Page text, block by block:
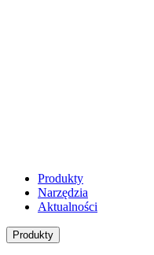
Produkty
Narzędzia
Aktualności
Produkty